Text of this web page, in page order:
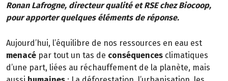
Ronan Lafrogne, directeur qualité et RSE chez Biocoop,
pour apporter quelques éléments de réponse.
Aujourd’hui, l’équilibre de nos ressources en eau est
menacé par tout un tas de conséquences climatiques
d’une part, liées au réchauffement de la planète, mais